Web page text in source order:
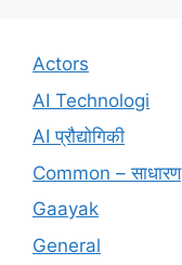
Actors
AI Technologi
AI प्रौद्योगिकी
Common – साधारण
Gaayak
General